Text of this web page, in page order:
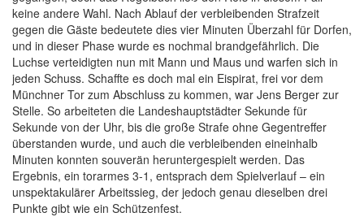
keine andere Wahl. Nach Ablauf der verbleibenden Strafzeit
gegen die Gäste bedeutete dies vier Minuten Überzahl für Dorfen,
und in dieser Phase wurde es nochmal brandgefährlich. Die
Luchse verteidigten nun mit Mann und Maus und warfen sich in
jeden Schuss. Schaffte es doch mal ein Eispirat, frei vor dem
Münchner Tor zum Abschluss zu kommen, war Jens Berger zur
Stelle. So arbeiteten die Landeshauptstädter Sekunde für
Sekunde von der Uhr, bis die große Strafe ohne Gegentreffer
überstanden wurde, und auch die verbleibenden eineinhalb
Minuten konnten souverän heruntergespielt werden. Das
Ergebnis, ein torarmes 3-1, entsprach dem Spielverlauf – ein
unspektakulärer Arbeitssieg, der jedoch genau dieselben drei
Punkte gibt wie ein Schützenfest.